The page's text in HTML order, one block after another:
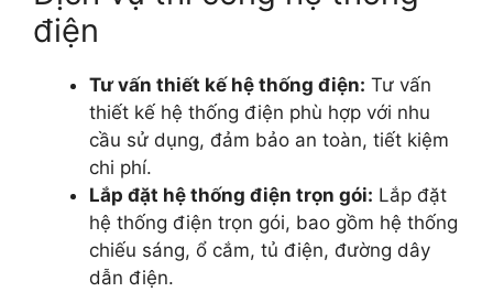
điện
Tư vấn thiết kế hệ thống điện: Tư vấn
thiết kế hệ thống điện phù hợp với nhu
cầu sử dụng, đảm bảo an toàn, tiết kiệm
chi phí.
Lắp đặt hệ thống điện trọn gói: Lắp đặt
hệ thống điện trọn gói, bao gồm hệ thống
chiếu sáng, ổ cắm, tủ điện, đường dây
dẫn điện.